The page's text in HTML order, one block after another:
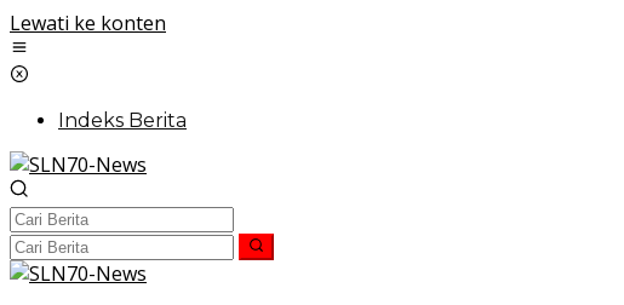
Lewati ke konten
Indeks Berita